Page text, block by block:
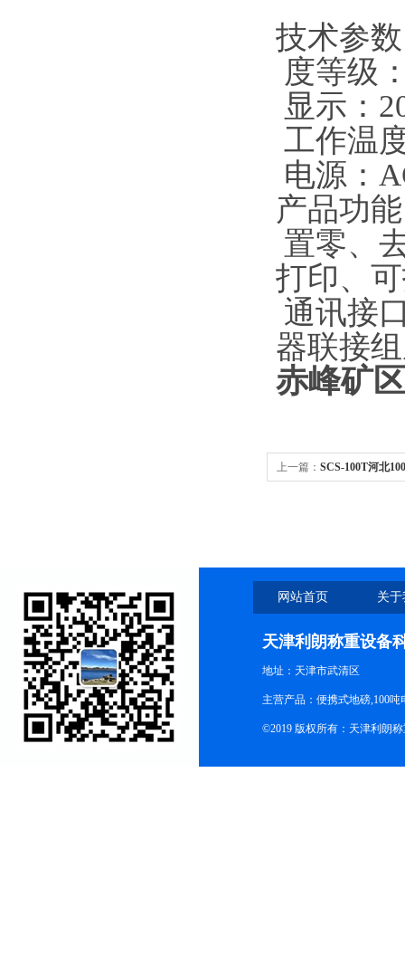
技术参
度等级
显示：
工作温
电源：
产品功
置零、
打印、
通讯接
器联接
赤峰矿
上一篇： SCS-100T河北
网站首页 关
天津利朗称重设备
地址：天津市武清区
主营产品：便携式地磅,100
©2019 版权所有：天津利朗